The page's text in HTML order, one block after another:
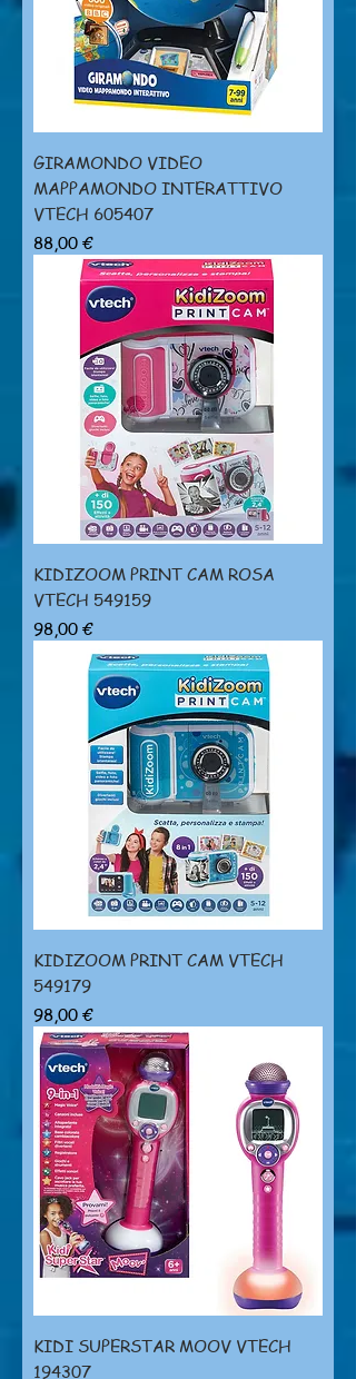
GIRAMONDO VIDEO
MAPPAMONDO INTERATTIVO
VTECH 605407
Prezzo
88,00 €
KIDIZOOM PRINT CAM ROSA
VTECH 549159
Prezzo
98,00 €
KIDIZOOM PRINT CAM VTECH
549179
Prezzo
98,00 €
KIDI SUPERSTAR MOOV VTECH
194307